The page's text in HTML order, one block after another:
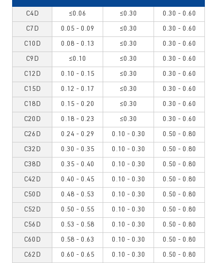
C4D ≤0.06 ≤0.30 0.30 - 0.60
C7D 0.05 - 0.09 ≤0.30 0.30 - 0.60
C10D 0.08 - 0.13 ≤0.30 0.30 - 0.60
C9D ≤0.10 ≤0.30 0.30 - 0.60
C12D 0.10 - 0.15 ≤0.30 0.30 - 0.60
C15D 0.12 - 0.17 ≤0.30 0.30 - 0.60
C18D 0.15 - 0.20 ≤0.30 0.30 - 0.60
C20D 0.18 - 0.23 ≤0.30 0.30 - 0.60
C26D 0.24 - 0.29 0.10 - 0.30 0.50 - 0.80
C32D 0.30 - 0.35 0.10 - 0.30 0.50 - 0.80
C38D 0.35 - 0.40 0.10 - 0.30 0.50 - 0.80
C42D 0.40 - 0.45 0.10 - 0.30 0.50 - 0.80
C50D 0.48 - 0.53 0.10 - 0.30 0.50 - 0.80
C52D 0.50 - 0.55 0.10 - 0.30 0.50 - 0.80
C56D 0.53 - 0.58 0.10 - 0.30 0.50 - 0.80
C60D 0.58 - 0.63 0.10 - 0.30 0.50 - 0.80
C62D 0.60 - 0.65 0.10 - 0.30 0.50 - 0.80